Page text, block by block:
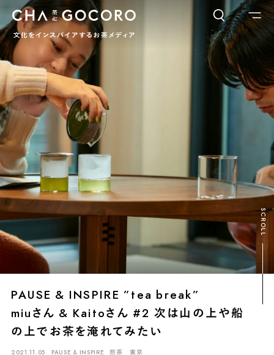
INTERVIEW CHAGOCORO TALK 日本茶、再発見
茶と器 茶と食 茶のつくり手たち Ocha SURU? Lab.
PAUSE & INSPIRE ファーストプレイスで、お茶を COLUMN
COLOURS BY CHAGOCORO
お茶でさがす
釜炒り茶
ハーブティー 白葉茶 玉露 茎茶
白茶 烏龍茶 ミルクティー かぶせ茶
PAUSE & INSPIRE ”tea break”
miuさん & Kaitoさん #2 次は山の上や船
の上でお茶を淹れてみたい
2021.11.05 PAUSE & INSPIRE 煎茶 東京
SCROLL